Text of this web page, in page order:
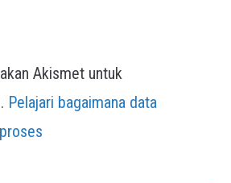
Akismet untuk
Pelajari bagaimana data